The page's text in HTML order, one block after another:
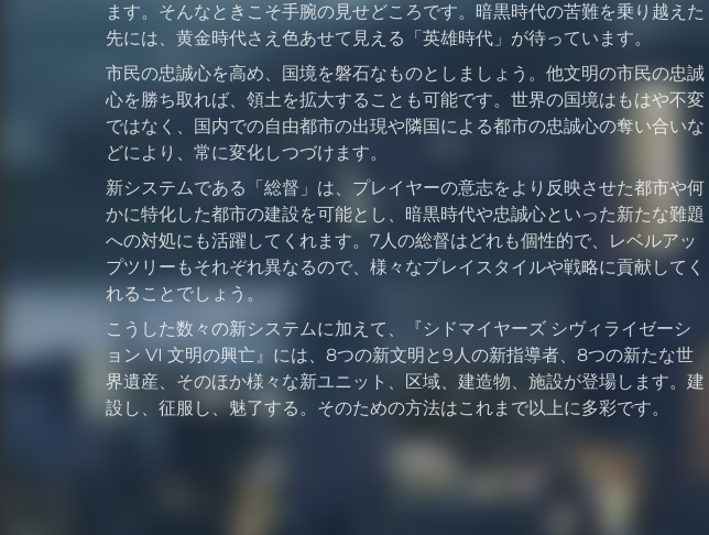
ます。そんなときこそ手腕の見せどころです。暗黒時代の苦難を乗り越えた
先には、黄金時代さえ色あせて見える「英雄時代」が待っています。
市民の忠誠心を高め、国境を磐石なものとしましょう。他文明の市民の忠誠
心を勝ち取れば、領土を拡大することも可能です。世界の国境はもはや不変
ではなく、国内での自由都市の出現や隣国による都市の忠誠心の奪い合いな
どにより、常に変化しつづけます。
新システムである「総督」は、プレイヤーの意志をより反映させた都市や何
かに特化した都市の建設を可能とし、暗黒時代や忠誠心といった新たな難題
への対処にも活躍してくれます。7人の総督はどれも個性的で、レベルアッ
プツリーもそれぞれ異なるので、様々なプレイスタイルや戦略に貢献してく
れることでしょう。
こうした数々の新システムに加えて、『シドマイヤーズ シヴィライゼーシ
ョン VI 文明の興亡』には、8つの新文明と9人の新指導者、8つの新たな世
界遺産、そのほか様々な新ユニット、区域、建造物、施設が登場します。建
設し、征服し、魅了する。そのための方法はこれまで以上に多彩です。